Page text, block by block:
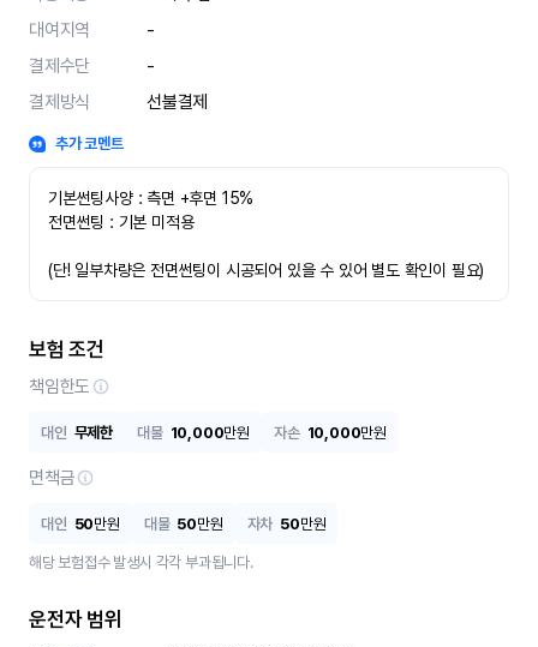
대여지역
-
결제수단
-
결제방식
선불결제
추가 코멘트
기본썬팅사양 : 측면 +후면 15%
전면썬팅 : 기본 미적용
(단! 일부차량은 전면썬팅이 시공되어 있을 수 있어 별도 확인이 필요)
보험 조건
책임한도
대인 무제한 대물 10,000만원 자손 10,000만원
면책금
대인 50만원 대물 50만원 자차 50만원
해당 보험접수 발생시 각각 부과됩니다.
운전자 범위